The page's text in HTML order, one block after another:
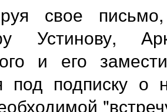
свое
Устинову,
и его
под подписку